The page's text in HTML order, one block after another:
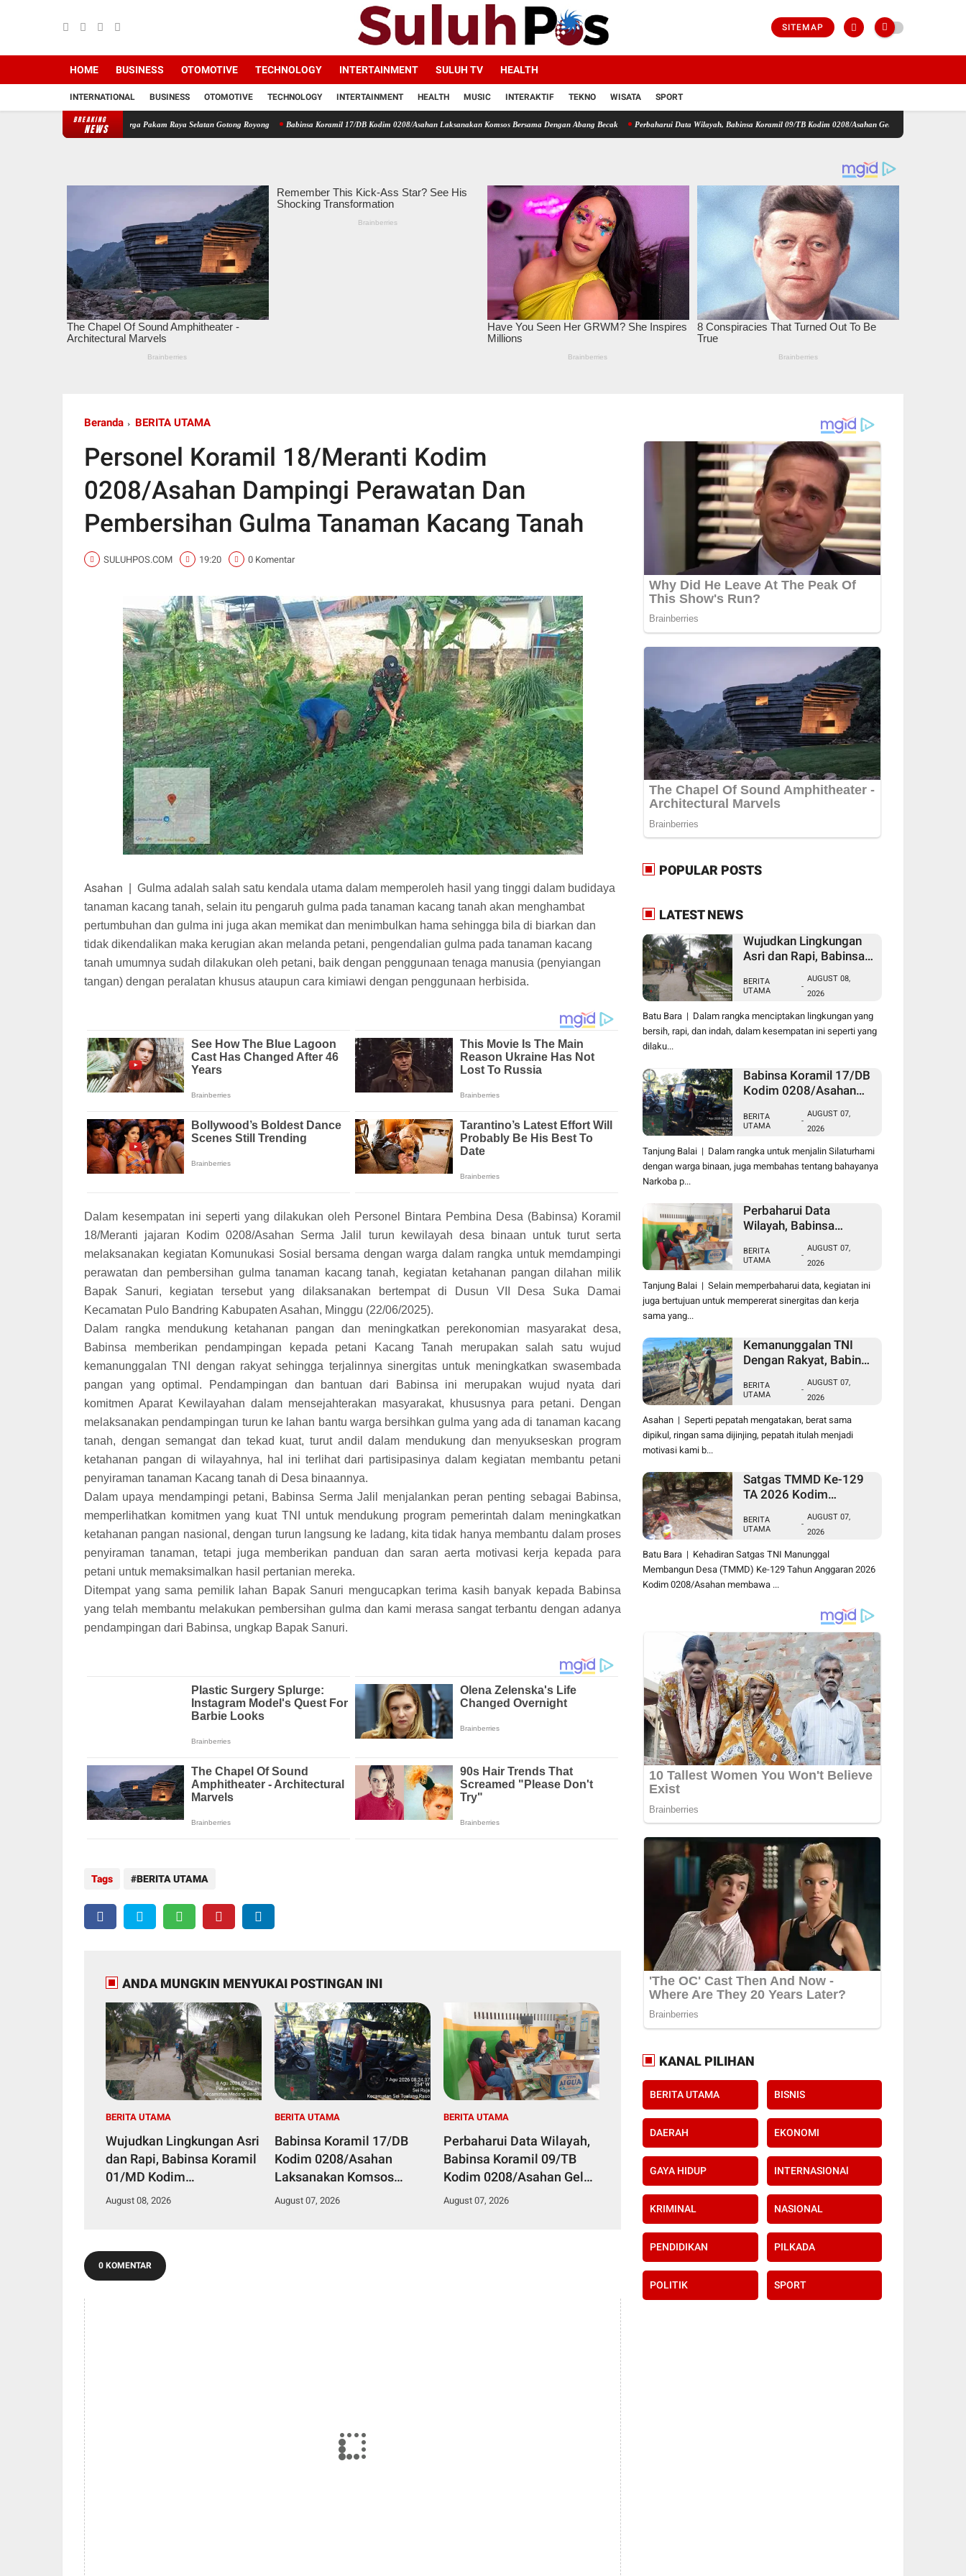
SITEMAP
HOME BUSINESS OTOMOTIVE TECHNOLOGY INTERTAINMENT SULUH TV HEALTH
INTERNATIONAL BUSINESS OTOMOTIVE TECHNOLOGY INTERTAINMENT HEALTH MUSIC INTERAKTIF TEKNO WISATA SPORT
BREAKING
NEWS
Asahan Ajak Warga Pakam Raya Selatan Gotong Royong Babinsa Koramil 17/DB Kodim 0208/Asahan Laksanakan Komsos Bersama Dengan Abang Becak Perbaharui Data Wilayah, Babinsa Koramil 09/TB Kodim 0208/Asahan Gelar Pul Data Ter Di Kantor
Beranda BERITA UTAMA
Personel Koramil 18/Meranti Kodim
0208/Asahan Dampingi Perawatan Dan
Pembersihan Gulma Tanaman Kacang Tanah
SULUHPOS.COM 19:20 0 Komentar
Asahan
Gulma adalah salah satu kendala utama dalam memperoleh hasil yang tinggi dalam budidaya
tanaman kacang tanah, selain itu pengaruh gulma pada tanaman kacang tanah akan menghambat
pertumbuhan dan gulma ini juga akan memikat dan menimbulkan hama sehingga bila di biarkan dan
tidak dikendalikan maka kerugian akan melanda petani, pengendalian gulma pada tanaman kacang
tanah umumnya sudah dilakukan oleh petani, baik dengan penggunaan tenaga manusia (penyiangan
tangan) dengan peralatan khusus ataupun cara kimiawi dengan penggunaan herbisida.
Dalam kesempatan ini seperti yang dilakukan oleh Personel Bintara Pembina Desa (Babinsa) Koramil
18/Meranti jajaran Kodim 0208/Asahan Serma Jalil turun kewilayah desa binaan untuk turut serta
melaksanakan kegiatan Komunukasi Sosial bersama dengan warga dalam rangka untuk memdampingi
perawatan dan pembersihan gulma tanaman kacang tanah, kegiatan ketahanan pangan dilahan milik
Bapak Sanuri, kegiatan tersebut yang dilaksanakan bertempat di Dusun VII Desa Suka Damai
Kecamatan Pulo Bandring Kabupaten Asahan, Minggu (22/06/2025).
Dalam rangka mendukung ketahanan pangan dan meningkatkan perekonomian masyarakat desa,
Babinsa memberikan pendampingan kepada petani Kacang Tanah merupakan salah satu wujud
kemanunggalan TNI dengan rakyat sehingga terjalinnya sinergitas untuk meningkatkan swasembada
pangan yang optimal. Pendampingan dan bantuan dari Babinsa ini merupakan wujud nyata dari
komitmen Aparat Kewilayahan dalam mensejahterakan masyarakat, khususnya para petani. Dengan
melaksanakan pendampingan turun ke lahan bantu warga bersihkan gulma yang ada di tanaman kacang
tanah, dengan semangat dan tekad kuat, turut andil dalam mendukung dan menyukseskan program
ketahanan pangan di wilayahnya, hal ini terlihat dari partisipasinya dalam kegiatan membantu petani
penyiraman tanaman Kacang tanah di Desa binaannya.
Dalam upaya mendampingi petani, Babinsa Serma Jalil menjalankan peran penting sebagai Babinsa,
memperlihatkan komitmen yang kuat TNI untuk mendukung program pemerintah dalam meningkatkan
ketahanan pangan nasional, dengan turun langsung ke ladang, kita tidak hanya membantu dalam proses
penyiraman tanaman, tetapi juga memberikan panduan dan saran aerta motivasi kerja kepada para
petani untuk memaksimalkan hasil pertanian mereka.
Ditempat yang sama pemilik lahan Bapak Sanuri mengucapkan terima kasih banyak kepada Babinsa
yang telah membantu melakukan pembersihan gulma dan kami merasa sangat terbantu dengan adanya
pendampingan dari Babinsa, ungkap Bapak Sanuri.
Tags BERITA UTAMA
ANDA MUNGKIN MENYUKAI POSTINGAN INI
BERITA UTAMA
Wujudkan Lingkungan Asri
dan Rapi, Babinsa Koramil
01/MD Kodim
0208/Asahan Ajak Warga
August 08, 2026
BERITA UTAMA
Babinsa Koramil 17/DB
Kodim 0208/Asahan
Laksanakan Komsos
Bersama Dengan Abang
August 07, 2026
BERITA UTAMA
Perbaharui Data Wilayah,
Babinsa Koramil 09/TB
Kodim 0208/Asahan Gelar
Pul Data Ter Di Kantor
August 07, 2026
0 KOMENTAR
POPULAR POSTS
LATEST NEWS
Wujudkan Lingkungan
Asri dan Rapi, Babinsa
0208/Asahan Ajak
Warga Pakam Raya
Selatan Gotong Royong
BERITA
UTAMA
-
AUGUST 08,
2026
Batu Bara | Dalam rangka menciptakan lingkungan yang
bersih, rapi, dan indah, dalam kesempatan ini seperti yang
dilaku...
Babinsa Koramil 17/DB
Kodim 0208/Asahan
Bersama Dengan Abang
BERITA
UTAMA
-
AUGUST 07,
2026
Tanjung Balai | Dalam rangka untuk menjalin Silaturhami
dengan warga binaan, juga membahas tentang bahayanya
Narkoba p...
Perbaharui Data
Wilayah, Babinsa
0208/Asahan Gelar Pul
Data Ter Di Kantor
Kelurahan
BERITA
UTAMA
-
AUGUST 07,
2026
Tanjung Balai | Selain memperbaharui data, kegiatan ini
juga bertujuan untuk mempererat sinergitas dan kerja
sama yang...
Kemanunggalan TNI
Dengan Rakyat, Babinsa
0208/Asahan Bantu
(Cor) Bangun Rumah
Warga
BERITA
UTAMA
-
AUGUST 07,
2026
Asahan | Seperti pepatah mengatakan, berat sama
dipikul, ringan sama dijinjing, pepatah itulah menjadi
motivasi kami b...
Satgas TMMD Ke-129
TA 2026 Kodim
Solusi Renovasi
Mushollah Al Maghribi
yang Mulai Rapuh
BERITA
UTAMA
-
AUGUST 07,
2026
Batu Bara | Kehadiran Satgas TNI Manunggal
Membangun Desa (TMMD) Ke-129 Tahun Anggaran 2026
Kodim 0208/Asahan membawa ...
KANAL PILIHAN
BERITA UTAMA BISNIS
DAERAH EKONOMI
GAYA HIDUP INTERNASIONAl
KRIMINAL NASIONAL
PENDIDIKAN PILKADA
POLITIK SPORT